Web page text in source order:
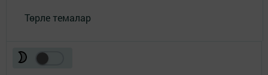
Төрле темалар